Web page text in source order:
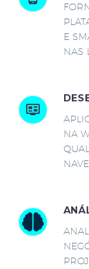
E
NAS
NA